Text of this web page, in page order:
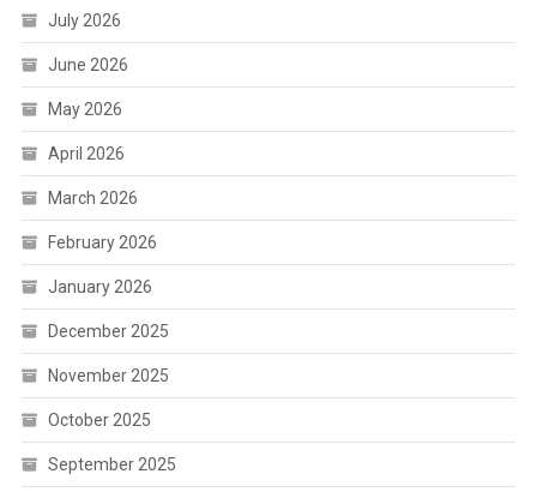
July 2026
June 2026
May 2026
April 2026
March 2026
February 2026
January 2026
December 2025
November 2025
October 2025
September 2025